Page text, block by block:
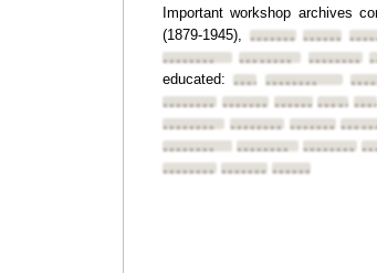
Important workshop archives
(1879-1945), •••••••• ••••••••
••••••••
•••••••• ••••••••
educated:••••••••••••••••
•••••••• ••••••••••••••••••••••••
••••••••
•••••••• ••••••••
••••••••
•••••••• ••••••••
•••••••• ••••••••••••••••